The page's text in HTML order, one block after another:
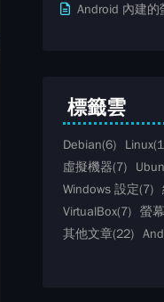
Android 內建
標籤雲
Debian(6) Linux
虛擬機器(7)
Windows 設定(7)
VirtualBox(7) 螢
其他文章(22)